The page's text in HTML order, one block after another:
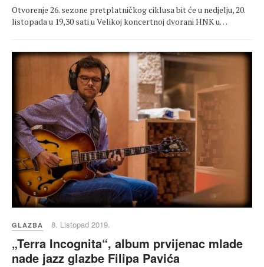
Otvorenje 26. sezone pretplatničkog ciklusa bit će u nedjelju, 20.
listopada u 19,30 sati u Velikoj koncertnoj dvorani HNK u…
GLAZBA 8. Listopad 2019.
„Terra Incognita“, album prvijenac mlade
nade jazz glazbe Filipa Pavića